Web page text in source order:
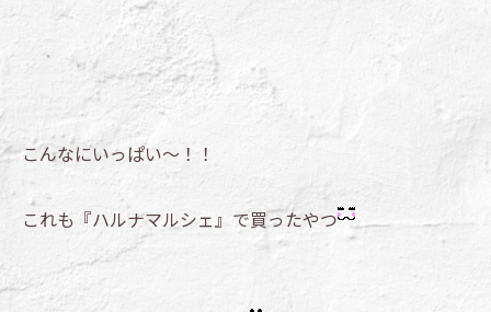
こんなにいっぱい～！！
これも『ハルナマルシェ』で買ったやつ